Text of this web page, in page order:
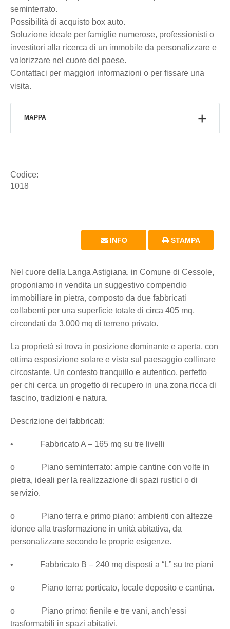
seminterrato.
Possibilità di acquisto box auto.
Soluzione ideale per famiglie numerose, professionisti o
investitori alla ricerca di un immobile da personalizzare e
valorizzare nel cuore del paese.
Contattaci per maggiori informazioni o per fissare una
visita.
MAPPA
INFO STAMPA
Codice:
1018
Nel cuore della Langa Astigiana, in Comune di Cessole,
proponiamo in vendita un suggestivo compendio
immobiliare in pietra, composto da due fabbricati
collabenti per una superficie totale di circa 405 mq,
circondati da 3.000 mq di terreno privato.
La proprietà si trova in posizione dominante e aperta, con
ottima esposizione solare e vista sul paesaggio collinare
circostante. Un contesto tranquillo e autentico, perfetto
per chi cerca un progetto di recupero in una zona ricca di
fascino, tradizioni e natura.
Descrizione dei fabbricati:
• Fabbricato A – 165 mq su tre livelli
o Piano seminterrato: ampie cantine con volte in
pietra, ideali per la realizzazione di spazi rustici o di
servizio.
o Piano terra e primo piano: ambienti con altezze
idonee alla trasformazione in unità abitativa, da
personalizzare secondo le proprie esigenze.
• Fabbricato B – 240 mq disposti a “L” su tre piani
o Piano terra: porticato, locale deposito e cantina.
o Piano primo: fienile e tre vani, anch’essi
trasformabili in spazi abitativi.